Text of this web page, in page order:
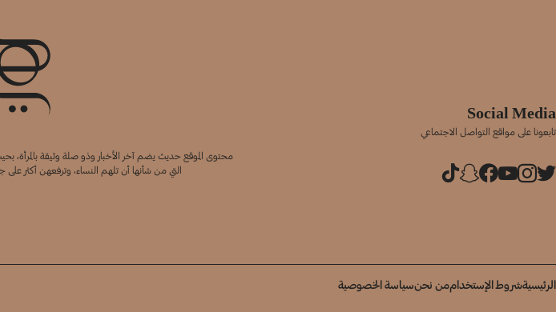
محتوى الموقع حديث يضم آخر الأخبار وذو صلة وثيقة بالمرأة،
التي من شأنها أن تلهم النساء، وترفعهن أكثر
Social Media
تابعونا على مواقع التواصل الاجتماعي
الرئيسيةشروط الإستخداممن نحنسياسة الخصوصية